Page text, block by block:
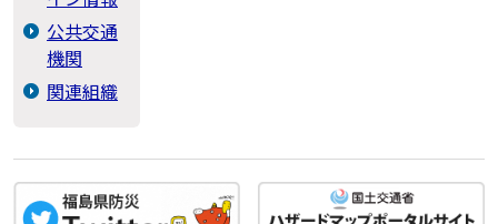
公共交通
機関
関連組織